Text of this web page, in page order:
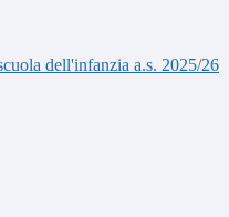
dell'infanzia a.s. 2025/26